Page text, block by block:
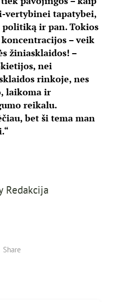
vertybinei tapatybei,
politiką ir pan. Tokios
– veik
žiniasklaidos! –
nei
rinkoje, nes
laikoma ir
reikalu.
bet ši tema man
Redakcija
Share